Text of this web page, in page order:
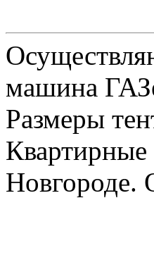
машина
Размеры
Квартирные
Новгороде.